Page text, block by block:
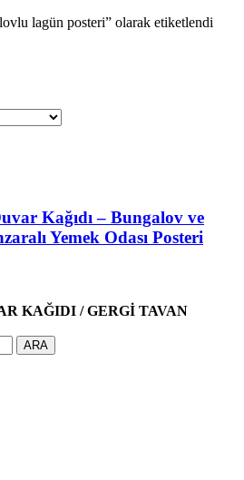
lagün posteri” olarak etiketlendi
Kağıdı – Bungalov ve
Yemek Odası Posteri
KAĞIDI / GERGİ TAVAN
ARA